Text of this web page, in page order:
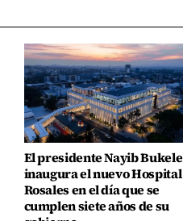
El presidente Nayib Bukele
inaugura el nuevo Hospital
Rosales en el día que se
cumplen siete años de su